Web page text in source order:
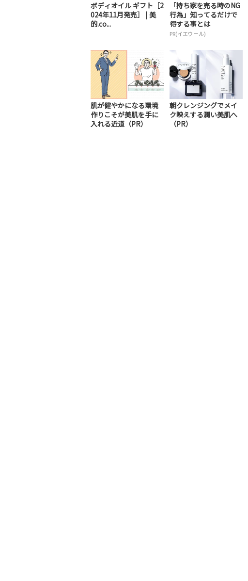
ボディオイル ギフト［2
024年11月発売］ | 美
的.co...
「持ち家を売る時のNG
行為」知ってるだけで
得する事とは
PR(イエウール)
肌が健やかになる環境
作りこそが美肌を手に
入れる近道（PR）
朝クレンジングでメイ
ク映えする潤い美肌へ
（PR）